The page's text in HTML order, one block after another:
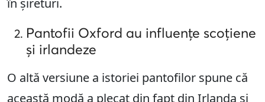
în șireturi.
Pantofii Oxford au influențe scoțiene
și irlandeze
O altă versiune a istoriei pantofilor spune că
această modă a plecat din fapt din Irlanda și